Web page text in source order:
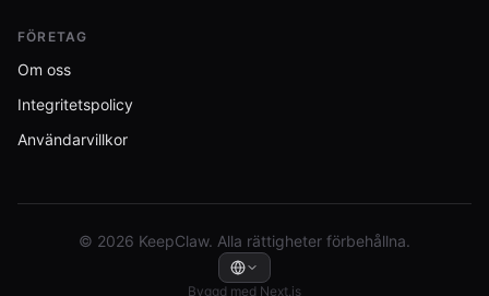
FÖRETAG
Om oss
Integritetspolicy
Användarvillkor
© 2026 KeepClaw. Alla rättigheter förbehållna.
Byggd med Next.js